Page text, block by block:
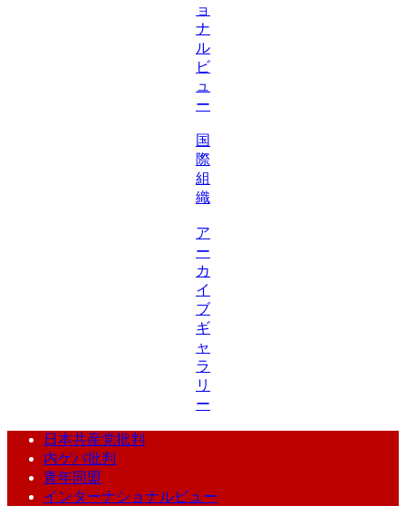
ョ
ナ
ル
ビ
ュ
ー
国
際
組
織
ア
ー
カ
イ
ブ
ギ
ャ
ラ
リ
ー
日本共産党批判
内ゲバ批判
青年同盟
インターナショナルビュー